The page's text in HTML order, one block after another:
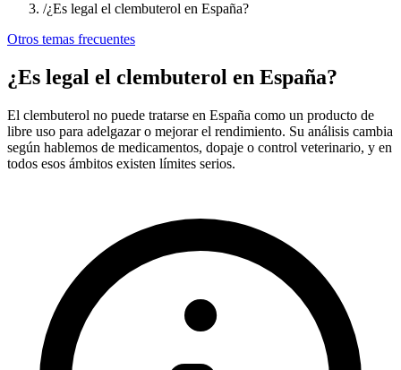
/¿Es legal el clembuterol en España?
Otros temas frecuentes
¿Es legal el clembuterol en España?
El clembuterol no puede tratarse en España como un producto de
libre uso para adelgazar o mejorar el rendimiento. Su análisis cambia
según hablemos de medicamentos, dopaje o control veterinario, y en
todos esos ámbitos existen límites serios.